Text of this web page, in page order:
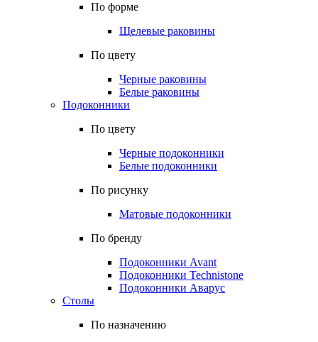
По форме
Щелевые раковины
По цвету
Черные раковины
Белые раковины
Подоконники
По цвету
Черные подоконники
Белые подоконники
По рисунку
Матовые подоконники
По бренду
Подоконники Avant
Подоконники Technistone
Подоконники Аварус
Столы
По назначению